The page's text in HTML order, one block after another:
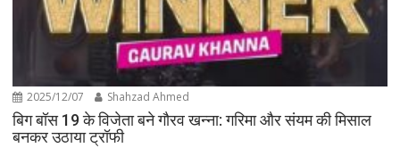
2025/12/07 Shahzad Ahmed
बिग बॉस 19 के विजेता बने गौरव खन्ना: गरिमा और संयम की मिसाल
बनकर उठाया ट्रॉफी